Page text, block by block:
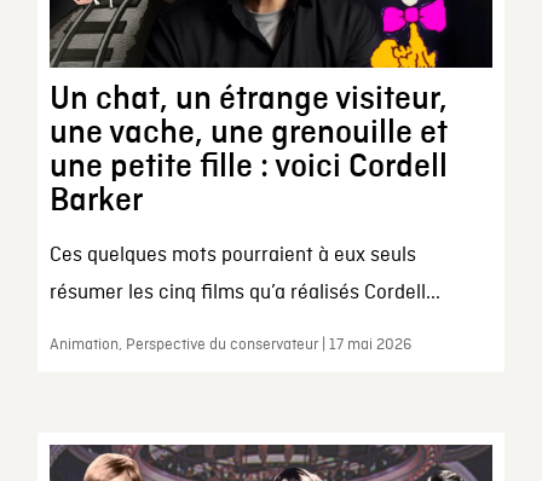
Un chat, un étrange visiteur,
une vache, une grenouille et
une petite fille : voici Cordell
Barker
Ces quelques mots pourraient à eux seuls
résumer les cinq films qu’a réalisés Cordell...
Animation, Perspective du conservateur | 17 mai 2026